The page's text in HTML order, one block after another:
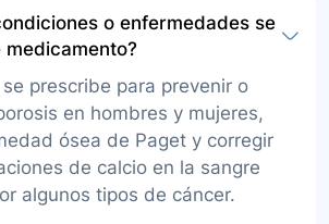
o enfermedades se
prescribe para prevenir o
en hombres y mujeres,
ósea de Paget y corregir
de calcio en la sangre
algunos tipos de cáncer.